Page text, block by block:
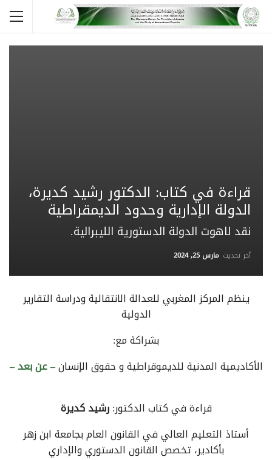
قراءة في كتاب: الدكتور رشيد كديرة،
الدولة الإدارية وحدود الديمقراطية
نقد لاهوت الدولة الدستورية الليبرالية.
آخر تحديث مارس 25, 2024
ينظم المركز المغربي للعدالة الانتقالية ودراسة التقارير
الدولية
بشراكة مع:
الأكاديمية المدنية للديموقراطية و حقوق الإنسان– عن بعد –
قراءة في كتاب الدكتور:رشيد كديرة
أستاذ التعليم العالي في القانون العام بجامعة ابن زهر
بأكادير، تخصص القانون الدستوري والإداري